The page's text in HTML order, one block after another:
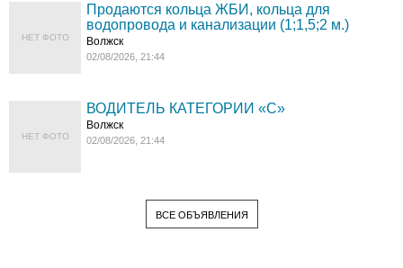
НЕТ ФОТО
Продаются кольца ЖБИ, кольца для
водопровода и канализации (1;1,5;2 м.)
Волжск
02/08/2026, 21:44
НЕТ ФОТО
ВОДИТЕЛЬ КАТЕГОРИИ «C»
Волжск
02/08/2026, 21:44
ВСЕ ОБЪЯВЛЕНИЯ